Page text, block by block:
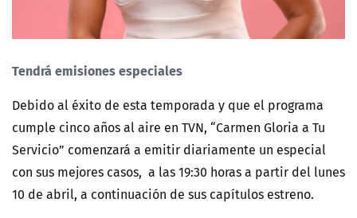
Tendrá emisiones especiales
Debido al éxito de esta temporada y que el programa
cumple cinco años al aire en TVN, “Carmen Gloria a Tu
Servicio” comenzará a emitir diariamente un especial
con sus mejores casos, a las 19:30 horas a partir del lunes
10 de abril, a continuación de sus capítulos estreno.